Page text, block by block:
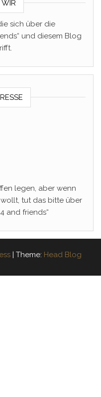
sich über die
und diesem Blog
legen, aber wenn
wollt, tut das bitte über
and friends“
Theme: Head Blog